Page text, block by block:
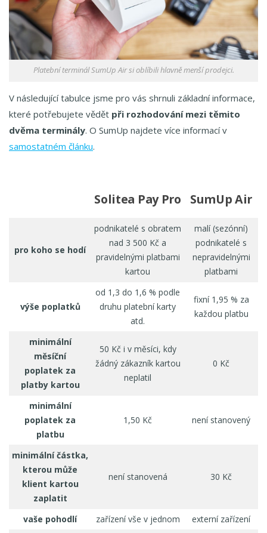
Platební terminál SumUp Air si oblíbili hlavně menší prodejci.
V následující tabulce jsme pro vás shrnuli základní informace,
které potřebujete vědět při rozhodování mezi těmito
dvěma terminály. O SumUp najdete více informací v
samostatném článku.
Solitea Pay Pro SumUp Air
pro koho se hodí
podnikatelé s obratem
nad 3 500 Kč a
pravidelnými platbami
kartou
malí (sezónní)
podnikatelé s
nepravidelnými
platbami
výše poplatků
od 1,3 do 1,6 % podle
druhu platební karty
atd.
fixní 1,95 % za
každou platbu
minimální
měsíční
poplatek za
platby kartou
50 Kč i v měsíci, kdy
žádný zákazník kartou
neplatil
0 Kč
minimální
poplatek za
platbu
1,50 Kč není stanovený
minimální částka,
kterou může
klient kartou
zaplatit
není stanovená 30 Kč
vaše pohodlí zařízení vše v jednom externí zařízení